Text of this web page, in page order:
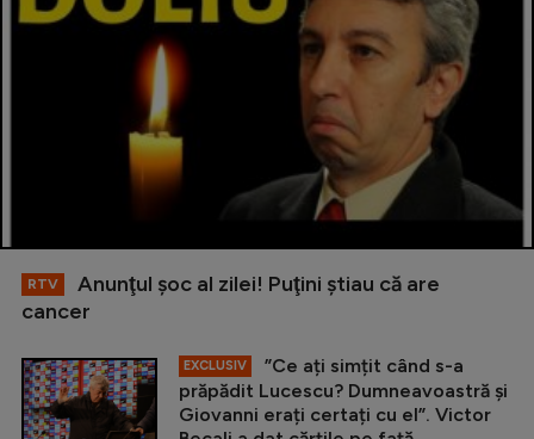
RTV
Anunţul şoc al zilei! Puţini ştiau că are
cancer
EXCLUSIV
”Ce ați simțit când s-a
prăpădit Lucescu? Dumneavoastră și
Giovanni erați certați cu el”. Victor